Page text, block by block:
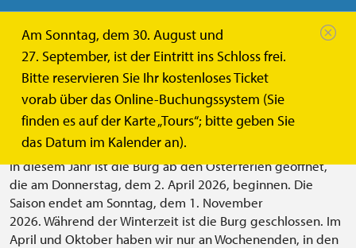
Am Sonntag, dem 30. August und
27. September, ist der Eintritt ins Schloss frei.
Bitte reservieren Sie Ihr kostenloses Ticket
vorab über das Online-Buchungssystem (Sie
finden es auf der Karte „Tours“; bitte geben Sie
das Datum im Kalender an).
de Besucherinformationen Besichtigungszeit
Besichtigungszeit
Besichtigungszeit für das Jahr 2026:
In diesem Jahr ist die Burg ab den Osterferien geöffnet,
die am Donnerstag, dem 2. April 2026, beginnen. Die
Saison endet am Sonntag, dem 1. November
2026. Während der Winterzeit ist die Burg geschlossen. Im
April und Oktober haben wir nur an Wochenenden, in den